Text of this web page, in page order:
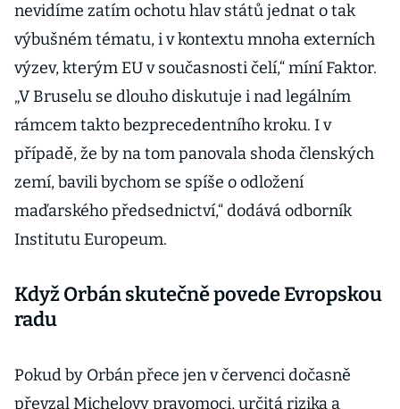
nevidíme zatím ochotu hlav států jednat o tak
výbušném tématu, i v kontextu mnoha externích
výzev, kterým EU v současnosti čelí,“ míní Faktor.
„V Bruselu se dlouho diskutuje i nad legálním
rámcem takto bezprecedentního kroku. I v
případě, že by na tom panovala shoda členských
zemí, bavili bychom se spíše o odložení
maďarského předsednictví,“ dodává odborník
Institutu Europeum.
Když Orbán skutečně povede Evropskou
radu
Pokud by Orbán přece jen v červenci dočasně
převzal Michelovy pravomoci, určitá rizika a